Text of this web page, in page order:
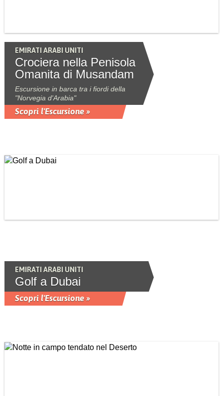
EMIRATI ARABI UNITI
Crociera nella Penisola
Omanita di Musandam
Escursione in barca tra i fiordi della
"Norvegia d'Arabia"
Scopri l'Escursione »
EMIRATI ARABI UNITI
Golf a Dubai
Scopri l'Escursione »